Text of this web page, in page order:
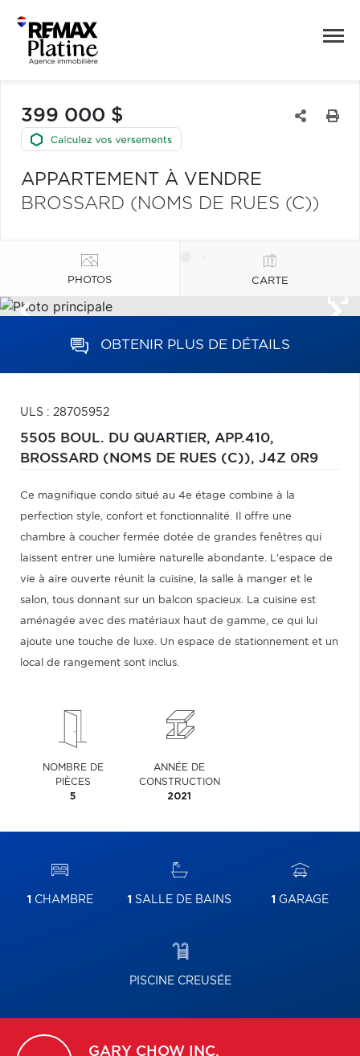
399 000 $
APPARTEMENT À VENDRE
BROSSARD (NOMS DE RUES (C))
PHOTOS CARTE
OBTENIR PLUS DE DÉTAILS
ULS : 28705952
5505 BOUL. DU QUARTIER, APP.410,
BROSSARD (NOMS DE RUES (C)), J4Z 0R9
Ce magnifique condo situé au 4e étage combine à la
perfection style, confort et fonctionnalité. Il offre une
chambre à coucher fermée dotée de grandes fenêtres qui
laissent entrer une lumière naturelle abondante. L'espace de
vie à aire ouverte réunit la cuisine, la salle à manger et le
salon, tous donnant sur un balcon spacieux. La cuisine est
aménagée avec des matériaux haut de gamme, ce qui lui
ajoute une touche de luxe. Un espace de stationnement et un
local de rangement sont inclus.
NOMBRE DE
PIÈCES
5
ANNÉE DE
CONSTRUCTION
2021
1 CHAMBRE 1 SALLE DE BAINS 1 GARAGE
PISCINE CREUSÉE
GARY CHOW INC.